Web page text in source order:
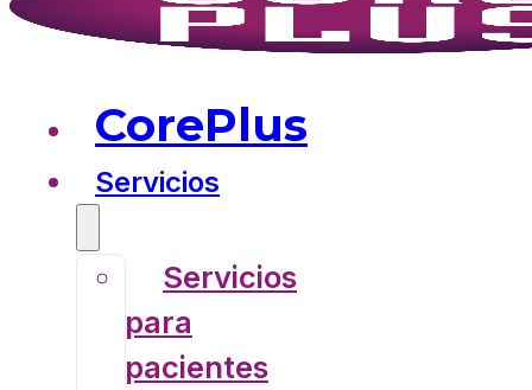
CorePlus
Servicios
Servicios
para
pacientes